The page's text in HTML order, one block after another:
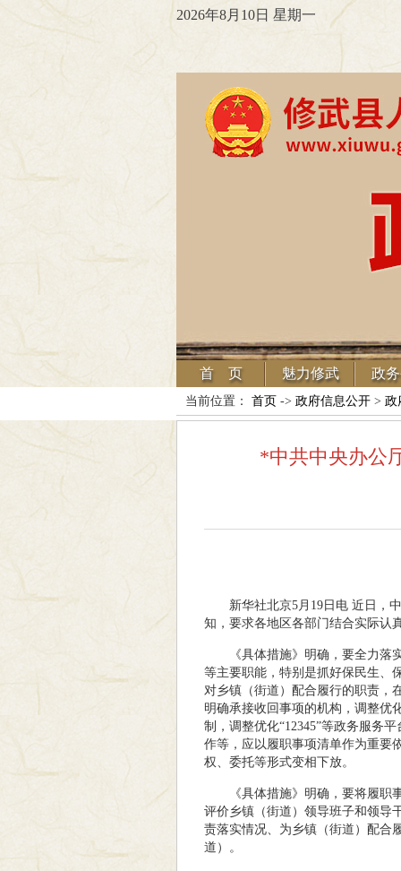
2026年8月10日 星期一
首 页 魅力修武 政
当前位置： 首页 -> 政府信息公开> 政
*中共中央办公
新华社北京5月19日电 近日，
知，要求各地区各部门结合实际认
《具体措施》明确，要全力
等主要职能，特别是抓好保民生、
对乡镇（街道）配合履行的职责，
明确承接收回事项的机构，调整优
制，调整优化“12345”等政务服务
作等，应以履职事项清单作为重要
权、委托等形式变相下放。
《具体措施》明确，要将履
评价乡镇（街道）领导班子和领导
责落实情况、为乡镇（街道）配合
道）。